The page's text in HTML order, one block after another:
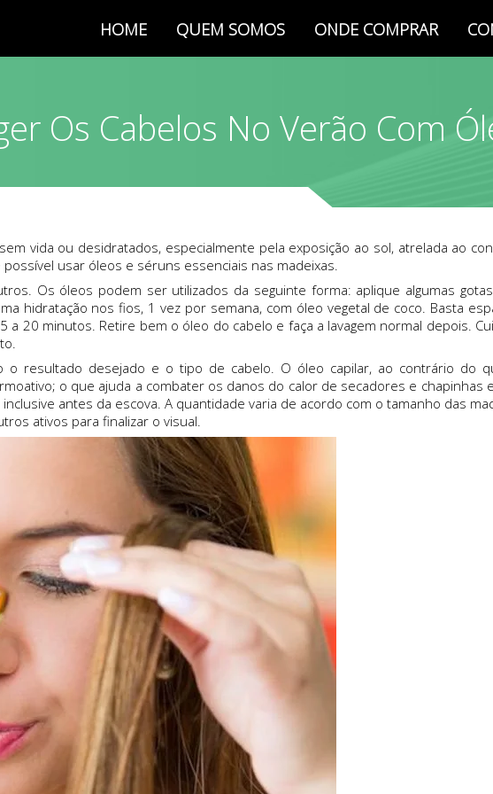
HOME QUEM SOMOS ONDE COMPRAR
Os Cabelos No Verão Com
vida ou desidratados, especialmente pela exposição ao sol, atrelada ao
usar óleos e séruns essenciais nas madeixas.
Os óleos podem ser utilizados da seguinte forma: aplique algumas
hidratação nos fios, 1 vez por semana, com óleo vegetal de coco. Basta
20 minutos. Retire bem o óleo do cabelo e faça a lavagem normal depois.
o resultado desejado e o tipo de cabelo. O óleo capilar, ao contrário do
o que ajuda a combater os danos do calor de secadores e chapinhas
antes da escova. A quantidade varia de acordo com o tamanho das
ativos para finalizar o visual.